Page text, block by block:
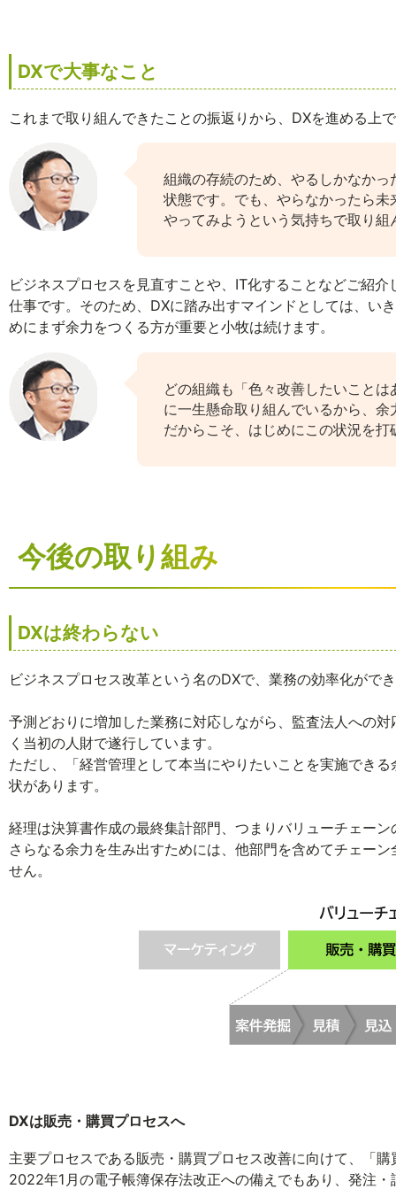
DXで大事なこと
これまで取り組んできたことの振返りから、DXを進める上
組織の存続のため、やるしかなか
状態です。でも、やらなかったら
やってみようという気持ちで取り組
ビジネスプロセスを見直すことや、IT化することなどご紹
仕事です。そのため、DXに踏み出すマインドとしては、い
めにまず余力をつくる方が重要と小牧は続けます。
どの組織も「色々改善したいこと
に一生懸命取り組んでいるから、
だからこそ、はじめにこの状況を
今後の取り組み
DXは終わらない
ビジネスプロセス改革という名のDXで、業務の効率化がで
予測どおりに増加した業務に対応しながら、監査法人への
く当初の人財で遂行しています。
ただし、「経営管理として本当にやりたいことを実施でき
状があります。
経理は決算書作成の最終集計部門、つまりバリューチェー
さらなる余力を生み出すためには、他部門を含めてチェー
せん。
DXは販売・購買プロセスへ
主要プロセスである販売・購買プロセス改善に向けて、「
2022年1月の電子帳簿保存法改正への備えでもあり、発注